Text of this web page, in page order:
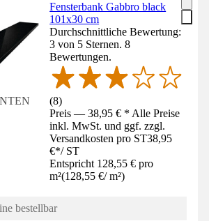
Fensterbank Gabbro black
101x30 cm
Durchschnittliche Bewertung:
3 von 5 Sternen. 8
Bewertungen.
(8)
Preis — 38,95 € * Alle Preise
inkl. MwSt. und ggf. zzgl.
Versandkosten pro ST38,95
€*/ ST
Entspricht 128,55 € pro
m²(128,55 €/ m²)
bestellbar